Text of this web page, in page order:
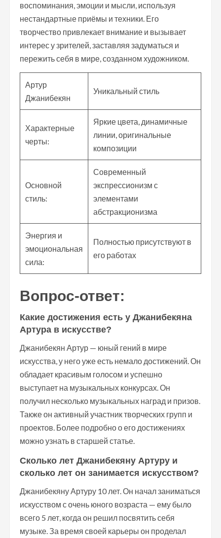
воспоминания, эмоции и мысли, используя
нестандартные приёмы и техники. Его
творчество привлекает внимание и вызывает
интерес у зрителей, заставляя задуматься и
пережить себя в мире, созданном художником.
Артур
Джанибекян
Уникальный стиль
Характерные
черты:
Яркие цвета, динамичные
линии, оригинальные
композиции
Основной
стиль:
Современный
экспрессионизм с
элементами
абстракционизма
Энергия и
эмоциональная
сила:
Полностью присутствуют в
его работах
Вопрос-ответ:
Какие достижения есть у Джанибекяна
Артура в искусстве?
Джанибекян Артур — юный гений в мире
искусства, у него уже есть немало достижений. Он
обладает красивым голосом и успешно
выступает на музыкальных конкурсах. Он
получил несколько музыкальных наград и призов.
Также он активный участник творческих групп и
проектов. Более подробно о его достижениях
можно узнать в старшей статье.
Сколько лет Джанибекяну Артуру и
сколько лет он занимается искусством?
Джанибекяну Артуру 10 лет. Он начал заниматься
искусством с очень юного возраста — ему было
всего 5 лет, когда он решил посвятить себя
музыке. За время своей карьеры он проделал